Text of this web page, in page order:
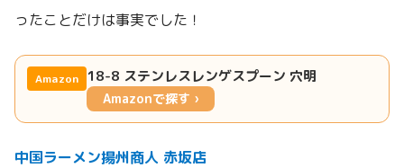
ったことだけは事実でした！
Amazon 18-8 ステンレスレンゲスプーン 穴明
Amazonで探す ›
中国ラーメン揚州商人 赤坂店